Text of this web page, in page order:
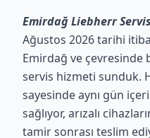
Emirdağ Liebherr
Ağustos 2026 tarihi
Emirdağ ve
servis hizmeti sunduk.
sayesinde aynı gün
sağlıyor, arızalı
tamir sonrası teslim